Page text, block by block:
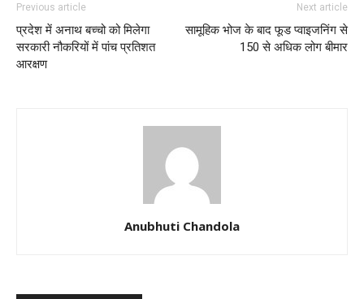
Previous article
प्रदेश में अनाथ बच्चो को मिलेगा
सरकारी नौकरियों में पांच प्रतिशत
आरक्षण
Next article
सामूहिक भोज के बाद फूड प्वाइजनिंग से
150 से अधिक लोग बीमार
Anubhuti Chandola